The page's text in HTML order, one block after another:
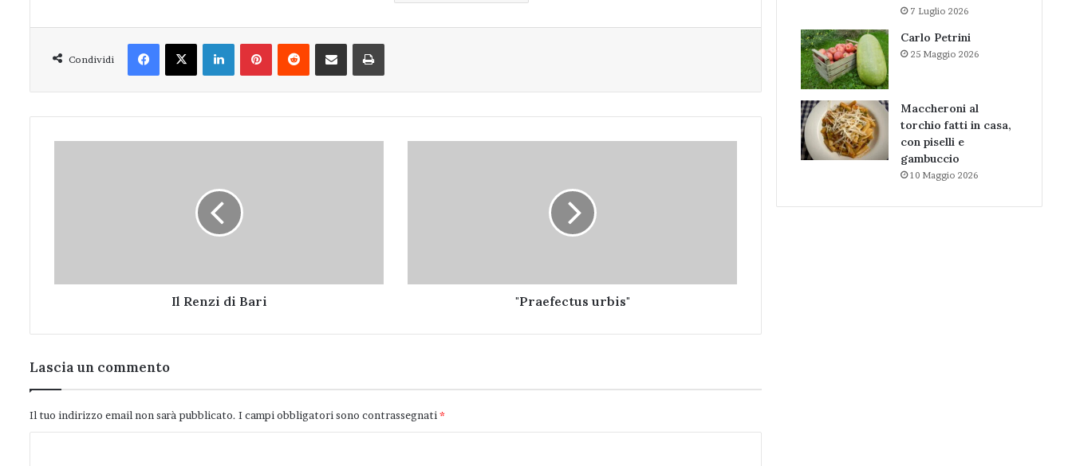
Condividi
Facebook
X LinkedInPinterestReddit Condividi via Email Stampa
Il Renzi di Bari "Praefectus urbis"
Lascia un commento
Il tuo indirizzo email non sarà pubblicato. I campi obbligatori sono contrassegnati *
7 Luglio 2026
Carlo Petrini
25 Maggio 2026
Maccheroni al
torchio fatti in casa,
con piselli e
gambuccio
10 Maggio 2026